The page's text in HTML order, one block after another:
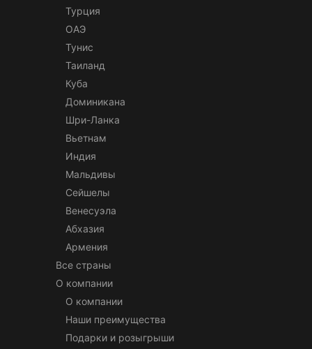
Турция
ОАЭ
Тунис
Таиланд
Куба
Доминикана
Шри-Ланка
Вьетнам
Индия
Мальдивы
Сейшелы
Венесуэла
Абхазия
Армения
Все страны
О компании
О компании
Наши преимущества
Подарки и розыгрыши